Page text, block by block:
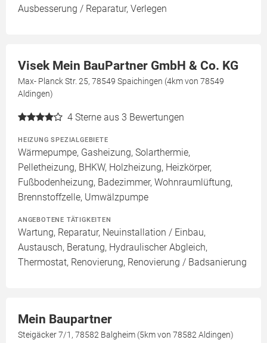
Ausbesserung / Reparatur, Verlegen
Visek Mein BauPartner GmbH & Co. KG
Max- Planck Str. 25, 78549 Spaichingen (4km von 78549
Aldingen)
4 Sterne aus 3 Bewertungen
HEIZUNG SPEZIALGEBIETE
Wärmepumpe, Gasheizung, Solarthermie,
Pelletheizung, BHKW, Holzheizung, Heizkörper,
Fußbodenheizung, Badezimmer, Wohnraumlüftung,
Brennstoffzelle, Umwälzpumpe
ANGEBOTENE TÄTIGKEITEN
Wartung, Reparatur, Neuinstallation / Einbau,
Austausch, Beratung, Hydraulischer Abgleich,
Thermostat, Renovierung, Renovierung / Badsanierung
Mein Baupartner
Steigäcker 7/1, 78582 Balgheim (5km von 78582 Aldingen)